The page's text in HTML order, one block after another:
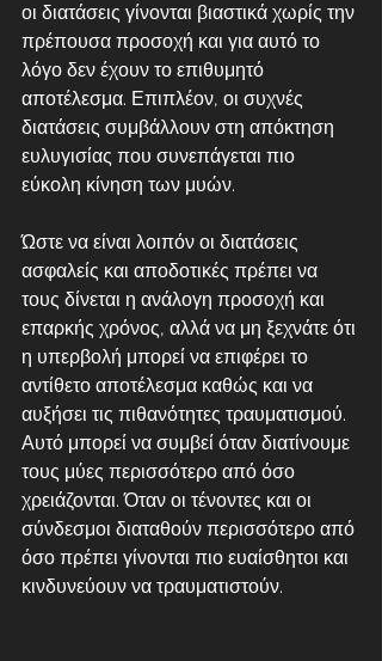
οι διατάσεις γίνονται βιαστικά χωρίς την
πρέπουσα προσοχή και για αυτό το
λόγο δεν έχουν το επιθυμητό
αποτέλεσμα. Επιπλέον, οι συχνές
διατάσεις συμβάλλουν στη απόκτηση
ευλυγισίας που συνεπάγεται πιο
εύκολη κίνηση των μυών.
Ώστε να είναι λοιπόν οι διατάσεις
ασφαλείς και αποδοτικές πρέπει να
τους δίνεται η ανάλογη προσοχή και
επαρκής χρόνος, αλλά να μη ξεχνάτε ότι
η υπερβολή μπορεί να επιφέρει το
αντίθετο αποτέλεσμα καθώς και να
αυξήσει τις πιθανότητες τραυματισμού.
Αυτό μπορεί να συμβεί όταν διατίνουμε
τους μύες περισσότερο από όσο
χρειάζονται. Όταν οι τένοντες και οι
σύνδεσμοι διαταθούν περισσότερο από
όσο πρέπει γίνονται πιο ευαίσθητοι και
κινδυνεύουν να τραυματιστούν.